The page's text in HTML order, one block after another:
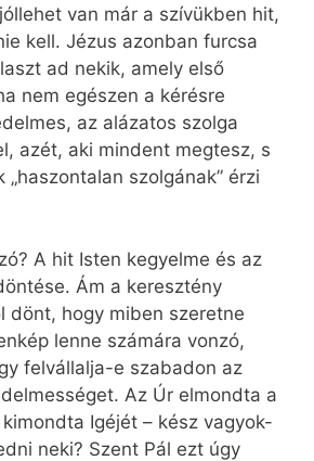
van már a szívükben hit,
kell. Jézus azonban furcsa
ad nekik, amely első
nem egészen a kérésre
az alázatos szolga
azét, aki mindent megtesz, s
„haszontalan szolgának” érzi
A hit Isten kegyelme és az
Ám a keresztény
dönt, hogy miben szeretne
lenne számára vonzó,
felvállalja-e szabadon az
Az Úr elmondta a
Igéjét – kész vagyok-
neki? Szent Pál ezt úgy